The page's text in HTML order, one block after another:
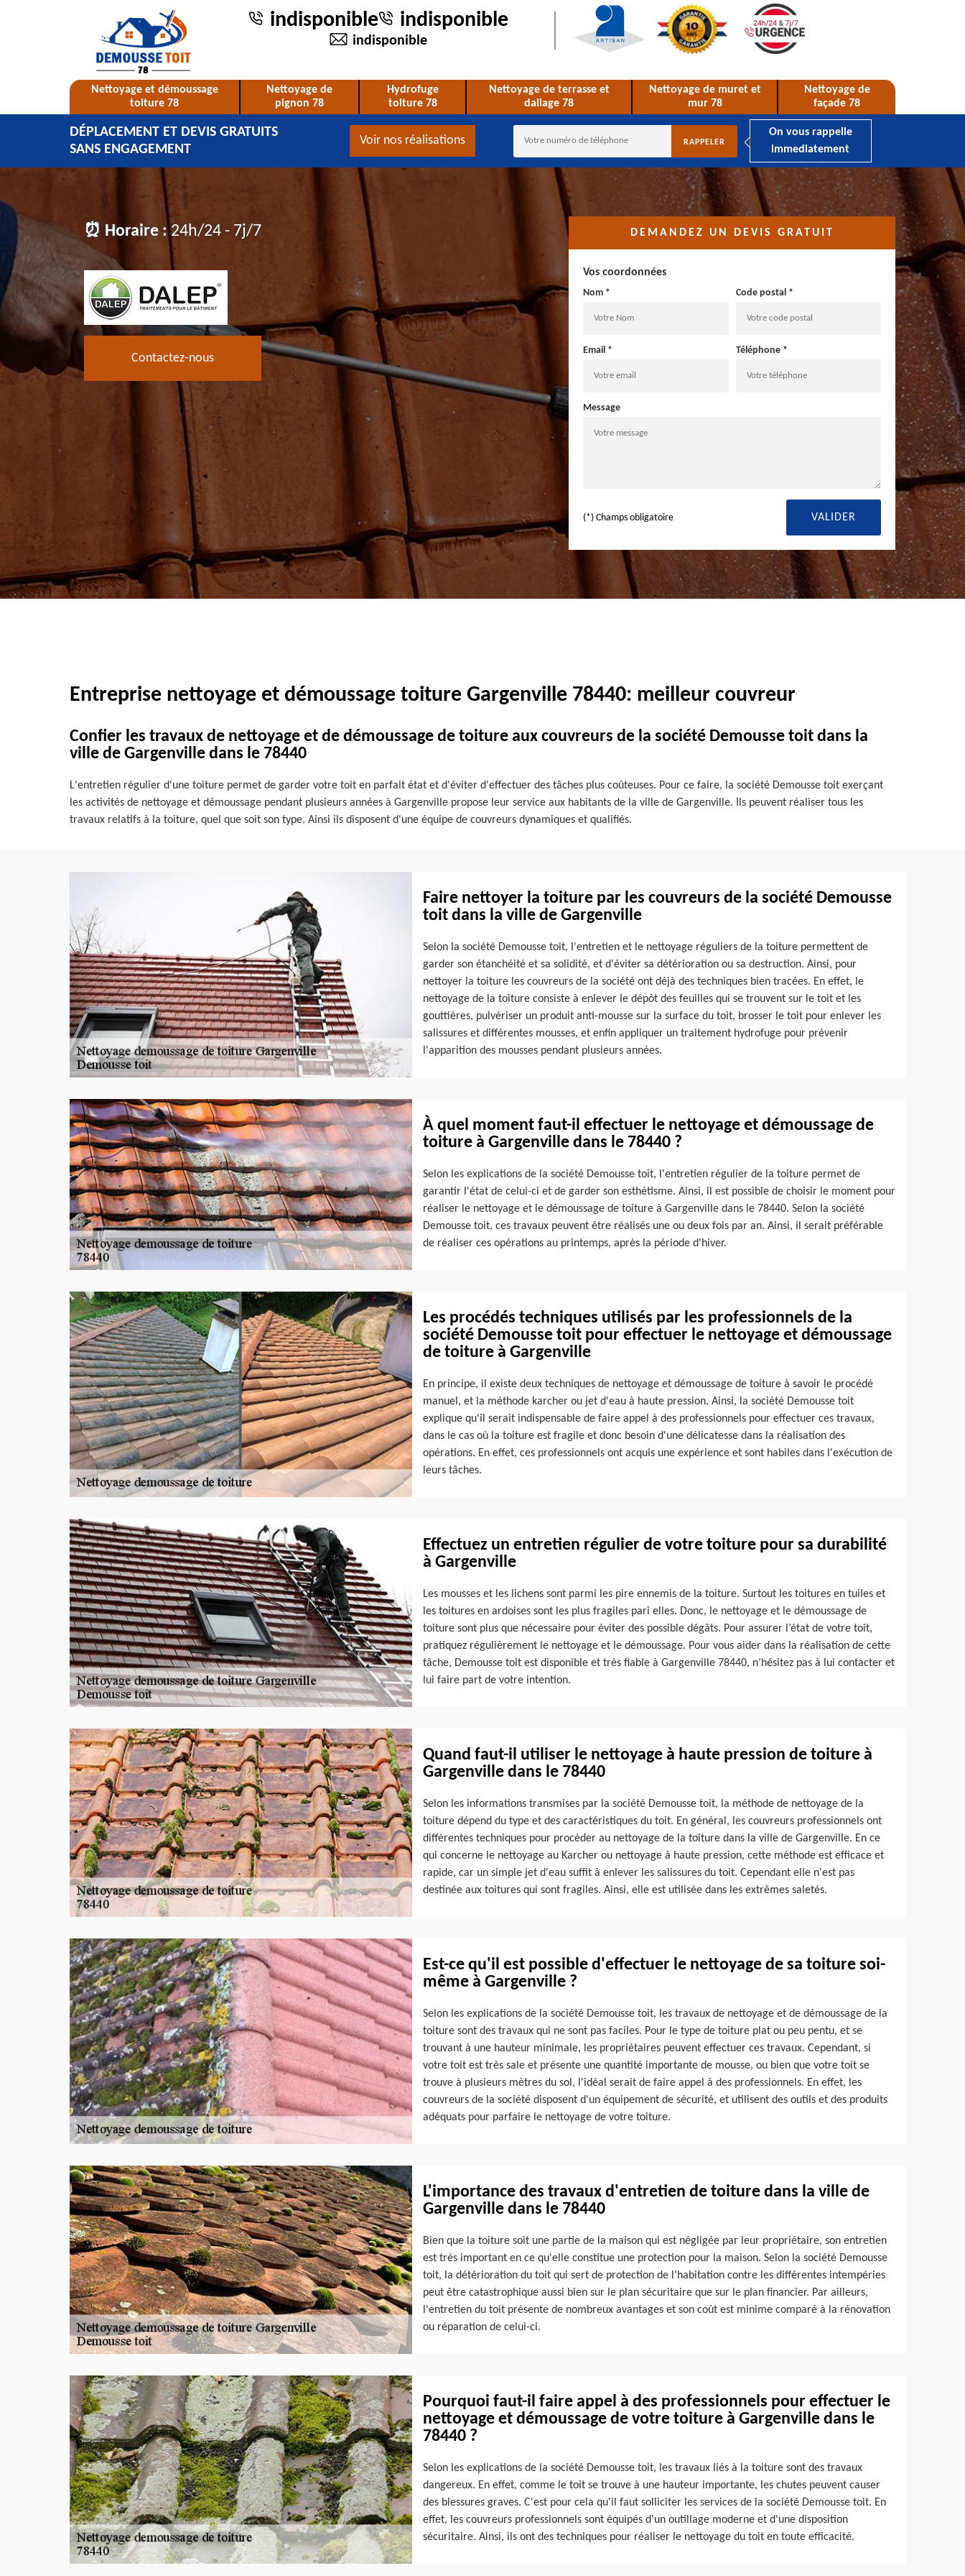
indisponible indisponible
indisponible
Nettoyage et démoussage
toiture 78
Nettoyage de
pignon 78
Hydrofuge
toiture 78
Nettoyage de terrasse et
dallage 78
Nettoyage de muret et
mur 78
Nettoyage de
façade 78
DÉPLACEMENT ET DEVIS GRATUITS
SANS ENGAGEMENT
Voir nos réalisations
On vous rappelle
immediatement
⏰ Horaire :24h/24 - 7j/7
Contactez-nous
DEMANDEZ UN DEVIS GRATUIT
Vos coordonnées
Nom * Code postal *
Email * Téléphone *
Message
(*) Champs obligatoire
Entreprise nettoyage et démoussage toiture Gargenville 78440: meilleur couvreur
Confier les travaux de nettoyage et de démoussage de toiture aux couvreurs de la société Demousse toit dans la
ville de Gargenville dans le 78440
L'entretien régulier d'une toiture permet de garder votre toit en parfait état et d'éviter d'effectuer des tâches plus coûteuses. Pour ce faire, la société Demousse toit exerçant
les activités de nettoyage et démoussage pendant plusieurs années à Gargenville propose leur service aux habitants de la ville de Gargenville. Ils peuvent réaliser tous les
travaux relatifs à la toiture, quel que soit son type. Ainsi ils disposent d'une équipe de couvreurs dynamiques et qualifiés.
Faire nettoyer la toiture par les couvreurs de la société Demousse
toit dans la ville de Gargenville
Selon la société Demousse toit, l'entretien et le nettoyage réguliers de la toiture permettent de
garder son étanchéité et sa solidité, et d'éviter sa détérioration ou sa destruction. Ainsi, pour
nettoyer la toiture les couvreurs de la société ont déjà des techniques bien tracées. En effet, le
nettoyage de la toiture consiste à enlever le dépôt des feuilles qui se trouvent sur le toit et les
gouttières, pulvériser un produit anti-mousse sur la surface du toit, brosser le toit pour enlever les
salissures et différentes mousses, et enfin appliquer un traitement hydrofuge pour prévenir
l'apparition des mousses pendant plusieurs années.
À quel moment faut-il effectuer le nettoyage et démoussage de
toiture à Gargenville dans le 78440 ?
Selon les explications de la société Demousse toit, l'entretien régulier de la toiture permet de
garantir l'état de celui-ci et de garder son esthétisme. Ainsi, il est possible de choisir le moment pour
réaliser le nettoyage et le démoussage de toiture à Gargenville dans le 78440. Selon la société
Demousse toit, ces travaux peuvent être réalisés une ou deux fois par an. Ainsi, il serait préférable
de réaliser ces opérations au printemps, après la période d'hiver.
Les procédés techniques utilisés par les professionnels de la
société Demousse toit pour effectuer le nettoyage et démoussage
de toiture à Gargenville
En principe, il existe deux techniques de nettoyage et démoussage de toiture à savoir le procédé
manuel, et la méthode karcher ou jet d'eau à haute pression. Ainsi, la société Demousse toit
explique qu'il serait indispensable de faire appel à des professionnels pour effectuer ces travaux,
dans le cas où la toiture est fragile et donc besoin d'une délicatesse dans la réalisation des
opérations. En effet, ces professionnels ont acquis une expérience et sont habiles dans l'exécution de
leurs tâches.
Effectuez un entretien régulier de votre toiture pour sa durabilité
à Gargenville
Les mousses et les lichens sont parmi les pire ennemis de la toiture. Surtout les toitures en tuiles et
les toitures en ardoises sont les plus fragiles pari elles. Donc, le nettoyage et le démoussage de
toiture sont plus que nécessaire pour éviter des possible dégâts. Pour assurer l’état de votre toit,
pratiquez régulièrement le nettoyage et le démoussage. Pour vous aider dans la réalisation de cette
tâche, Demousse toit est disponible et très fiable à Gargenville 78440, n’hésitez pas à lui contacter et
lui faire part de votre intention.
Quand faut-il utiliser le nettoyage à haute pression de toiture à
Gargenville dans le 78440
Selon les informations transmises par la société Demousse toit, la méthode de nettoyage de la
toiture dépend du type et des caractéristiques du toit. En général, les couvreurs professionnels ont
différentes techniques pour procéder au nettoyage de la toiture dans la ville de Gargenville. En ce
qui concerne le nettoyage au Karcher ou nettoyage à haute pression, cette méthode est efficace et
rapide, car un simple jet d'eau suffit à enlever les salissures du toit. Cependant elle n'est pas
destinée aux toitures qui sont fragiles. Ainsi, elle est utilisée dans les extrêmes saletés.
Est-ce qu'il est possible d'effectuer le nettoyage de sa toiture soi-
même à Gargenville ?
Selon les explications de la société Demousse toit, les travaux de nettoyage et de démoussage de la
toiture sont des travaux qui ne sont pas faciles. Pour le type de toiture plat ou peu pentu, et se
trouvant à une hauteur minimale, les propriétaires peuvent effectuer ces travaux. Cependant, si
votre toit est très sale et présente une quantité importante de mousse, ou bien que votre toit se
trouve à plusieurs mètres du sol, l'idéal serait de faire appel à des professionnels. En effet, les
couvreurs de la société disposent d'un équipement de sécurité, et utilisent des outils et des produits
adéquats pour parfaire le nettoyage de votre toiture.
L'importance des travaux d'entretien de toiture dans la ville de
Gargenville dans le 78440
Bien que la toiture soit une partie de la maison qui est négligée par leur propriétaire, son entretien
est très important en ce qu'elle constitue une protection pour la maison. Selon la société Demousse
toit, la détérioration du toit qui sert de protection de l'habitation contre les différentes intempéries
peut être catastrophique aussi bien sur le plan sécuritaire que sur le plan financier. Par ailleurs,
l'entretien du toit présente de nombreux avantages et son coût est minime comparé à la rénovation
ou réparation de celui-ci.
Pourquoi faut-il faire appel à des professionnels pour effectuer le
nettoyage et démoussage de votre toiture à Gargenville dans le
78440 ?
Selon les explications de la société Demousse toit, les travaux liés à la toiture sont des travaux
dangereux. En effet, comme le toit se trouve à une hauteur importante, les chutes peuvent causer
des blessures graves. C'est pour cela qu'il faut solliciter les services de la société Demousse toit. En
effet, les couvreurs professionnels sont équipés d'un outillage moderne et d'une disposition
sécuritaire. Ainsi, ils ont des techniques pour réaliser le nettoyage du toit en toute efficacité.